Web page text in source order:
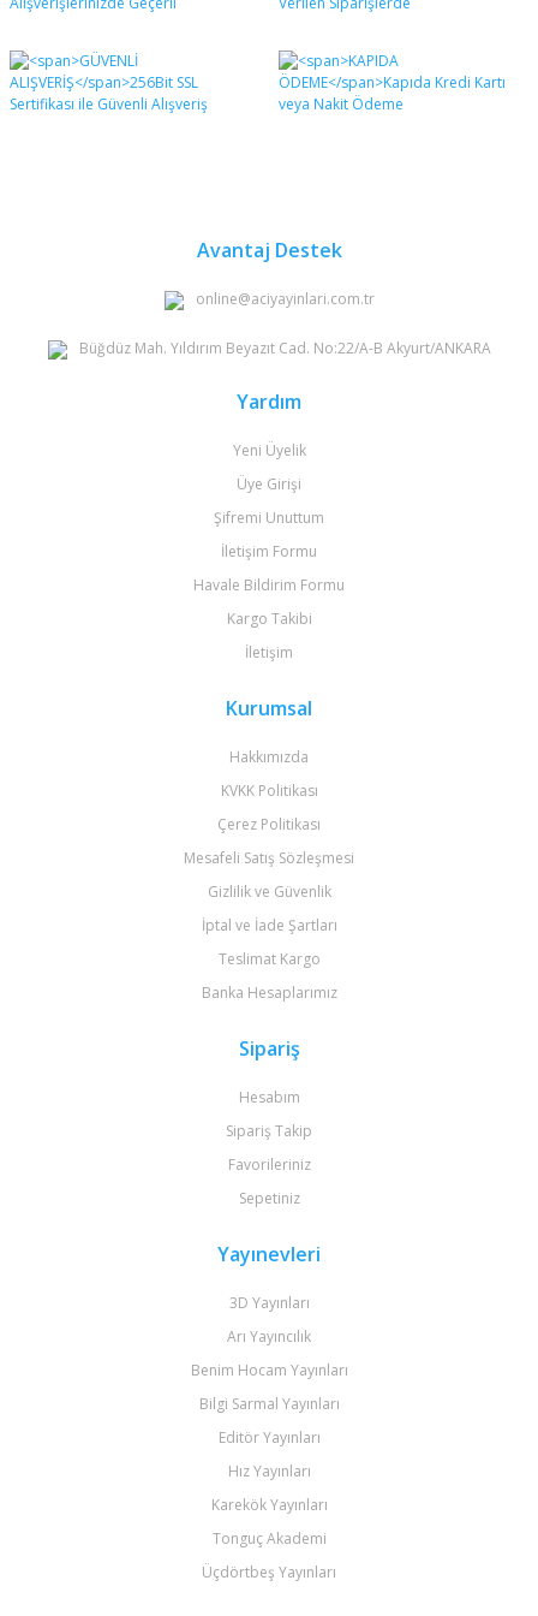
Avantaj Destek
online@aciyayinlari.com.tr
Büğdüz Mah. Yıldırım Beyazıt Cad. No:22/A-B Akyurt/ANKARA
Yardım
Yeni Üyelik
Üye Girişi
Şifremi Unuttum
İletişim Formu
Havale Bildirim Formu
Kargo Takibi
İletişim
Kurumsal
Hakkımızda
KVKK Politikası
Çerez Politikası
Mesafeli Satış Sözleşmesi
Gizlilik ve Güvenlik
İptal ve İade Şartları
Teslimat Kargo
Banka Hesaplarımız
Sipariş
Hesabım
Sipariş Takip
Favorileriniz
Sepetiniz
Yayınevleri
3D Yayınları
Arı Yayıncılık
Benim Hocam Yayınları
Bilgi Sarmal Yayınları
Editör Yayınları
Hız Yayınları
Karekök Yayınları
Tonguç Akademi
Üçdörtbeş Yayınları